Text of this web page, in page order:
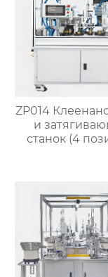
ZP014
и
станок (4